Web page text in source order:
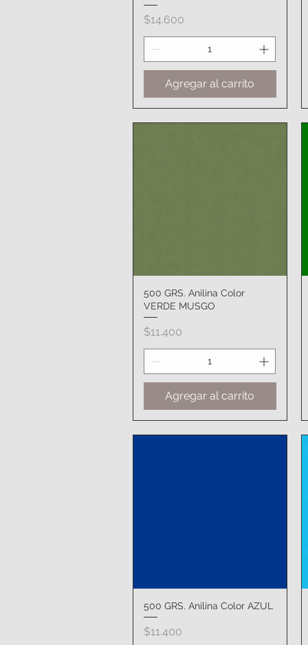
Precio
$14.600
Agregar al carrito
Vista rápida
500 GRS. Anilina Color
VERDE MUSGO
Precio
$11.400
Agregar al carrito
Vista rápida
500 GRS. Anilina Color AZUL
Precio
$11.400